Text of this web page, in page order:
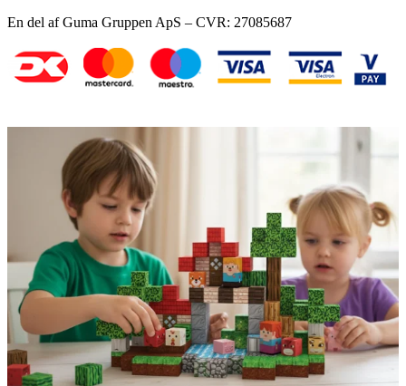
En del af Guma Gruppen ApS – CVR: 27085687